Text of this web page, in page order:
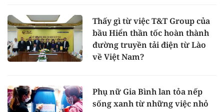
Thấy gì từ việc T&T Group của
bầu Hiển thần tốc hoàn thành
đường truyền tải điện từ Lào
về Việt Nam?
Phụ nữ Gia Bình lan tỏa nếp
sống xanh từ những việc nhỏ